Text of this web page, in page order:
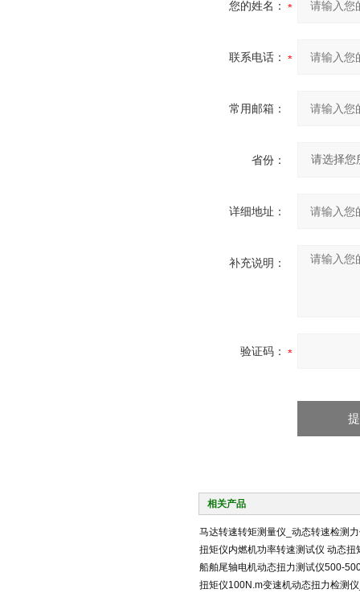
您的姓名：
联系电话：
常用邮箱：
省份：
详细地址：
补充说明：
验证码：
相关产品
马达转速转矩测量仪_动态转速检测
扭矩仪内燃机功率转速测试仪 动态扭
船舶尾轴电机动态扭力测试仪500-
扭矩仪100N.m变速机动态扭力检测